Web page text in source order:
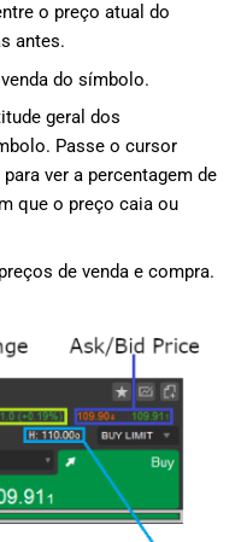
o preço atual do
antes.
do símbolo.
geral dos
Passe o cursor
para ver a percentagem de
que o preço caia ou
de venda e compra.